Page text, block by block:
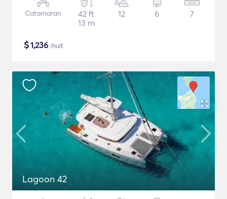
Catamaran
42 ft
13 m
12 6 7
$1,236 /nuit
Lagoon 42